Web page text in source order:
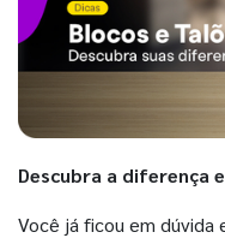
Descubra a diferença
Você já ficou em